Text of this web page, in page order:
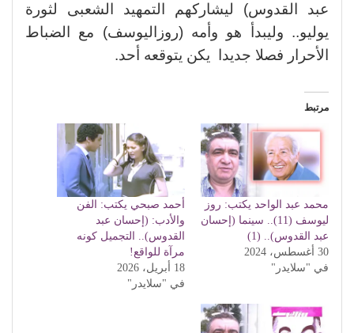
عبد القدوس) ليشاركهم التمهيد الشعبى لثورة
يوليو.. وليبدأ هو وأمه (روزاليوسف) مع الضباط
الأحرار فصلا جديدا يكن يتوقعه أحد.
مرتبط
محمد عبد الواحد يكتب: روز
ليوسف (11).. سينما (إحسان
عبد القدوس).. (1)
30 أغسطس، 2024
في "سلايدر"
أحمد صبحي يكتب: الفن
والأدب: (إحسان عبد
القدوس).. التجميل كونه
مرآة للواقع!
18 أبريل، 2026
في "سلايدر"